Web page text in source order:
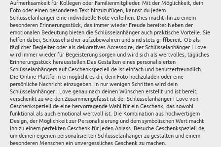
Aufmerksamkeit für Kollegen oder Familienmitglieder. Mit der Möglichkeit, dein
Foto oder einen besonderen Text hinzuzufügen, kannst du jedem
Schlüsselanhänger eine individuelle Note verleihen. Dies macht ihn zu einem
besonderen Erinnerungsstück, das immer wieder Freude bereitet.Neben der
emotionalen Bedeutung bieten die Schlüsselanhänger auch praktische Vorteile. Sie
helfen dabei, Schlüssel sicher aufzubewahren und sind stets griffbereit. Ob als
täglicher Begleiter oder als dekoratives Accessoire, der Schlüsselanhänger I Love
wird immer wieder für Begeisterung sorgen und wird sich als wertvolles, tägliches
Erinnerungsstück herausstellen.Das Gestalten eines personalisierten
Schlüsselanhängers auf Geschenkspeziell.de ist einfach und benutzerfreundlich.
Die Online-Plattform ermöglicht es dir, dein Foto hochzuladen oder eine
persönliche Nachricht einzugeben. In nur wenigen Schritten wird dein
Schlüsselanhänger I Love genau nach deinen Wünschen erstellt und ist bereit,
verschenkt zu werden.Zusammengefasst ist der Schlüsselanhänger I Love von
Geschenkspeziell.de eine hervorragende Wahl für ein Geschenk, das sowohl
funktional als auch emotional wertvoll ist. Die Kombination aus hochwertigem
Design, der Möglichkeit zur Personalisierung und dem symbolischen Wert macht
ihn zu einem perfekten Geschenk für jeden Anlass. Besuche Geschenkspeziell.de,
um deinen eigenen personalisierten Schlüsselanhänger zu gestalten und einem
besonderen Menschen ein unvergessliches Geschenk zu machen.